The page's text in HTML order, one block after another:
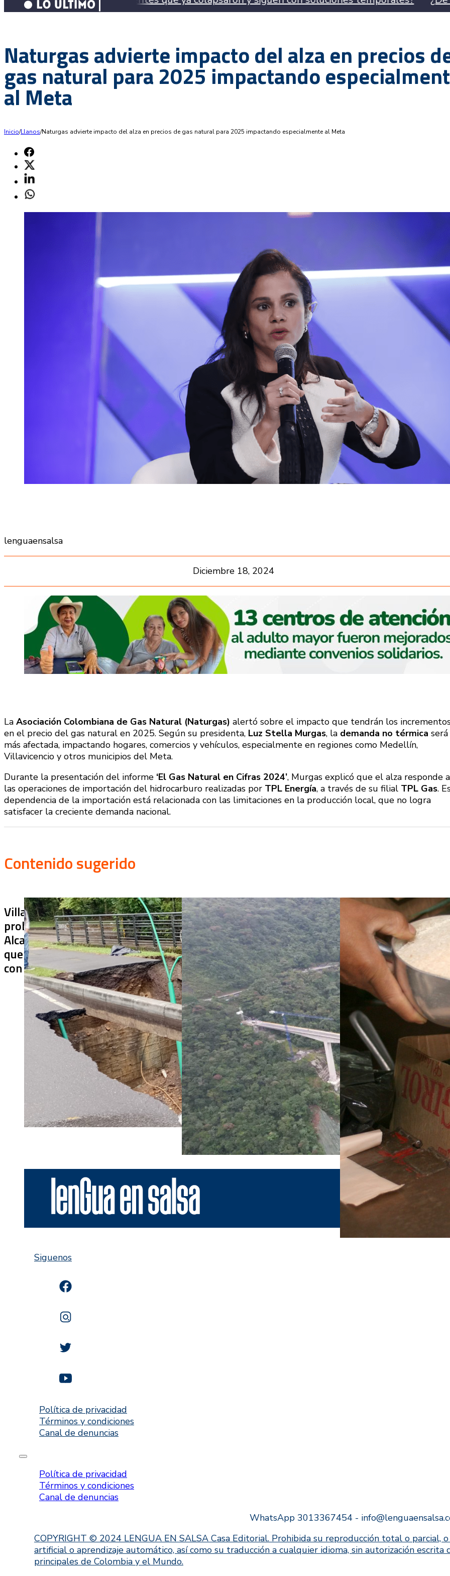
Naturgas advierte impacto del alza en precios
gas natural para 2025 impactando
al Meta
Inicio/Llanos/Naturgas advierte impacto del alza en precios de gas natural para 2025 impactando especialmente al Meta
lenguaensalsa
Diciembre 18, 2024
La Asociación Colombiana de Gas Natural (Naturgas) alertó sobre el impacto que tendrán los
en el precio del gas natural en 2025. Según su presidenta, Luz Stella Murgas, la demanda no térmica
más afectada, impactando hogares, comercios y vehículos, especialmente en regiones como Medellín,
Villavicencio y otros municipios del Meta.
Durante la presentación del informe ‘El Gas Natural en Cifras 2024’, Murgas explicó que el alza responde a
las operaciones de importación del hidrocarburo realizadas por TPL Energía, a través de su filial TPL Gas.
dependencia de la importación está relacionada con las limitaciones en la producción local, que no logra
satisfacer la creciente demanda nacional.
Contenido sugerido
Villa Julia no puede tapar el
problema: ¿qué hará la
Alcaldía con los puentes
que ya colapsaron y siguen
con soluciones temporales?
¿De qué sirve un puente
terminado si no se puede
usar? Chirajara sigue
cerrado más de dos años
después de su entrega
¿Pagaron menos de lo
permitido por el arroz
Meta? La SIC puso bajo la
lupa a siete compradores
Siguenos
Política de privacidad
Términos y condiciones
Canal de denuncias
Política de privacidad
Términos y condiciones
Canal de denuncias
WhatsApp 3013367454 -
COPYRIGHT © 2024 LENGUA EN SALSA Casa Editorial. Prohibida su reproducción total o
artificial o aprendizaje automático, así como su traducción a cualquier idioma, sin autorización
principales de Colombia y el Mundo.